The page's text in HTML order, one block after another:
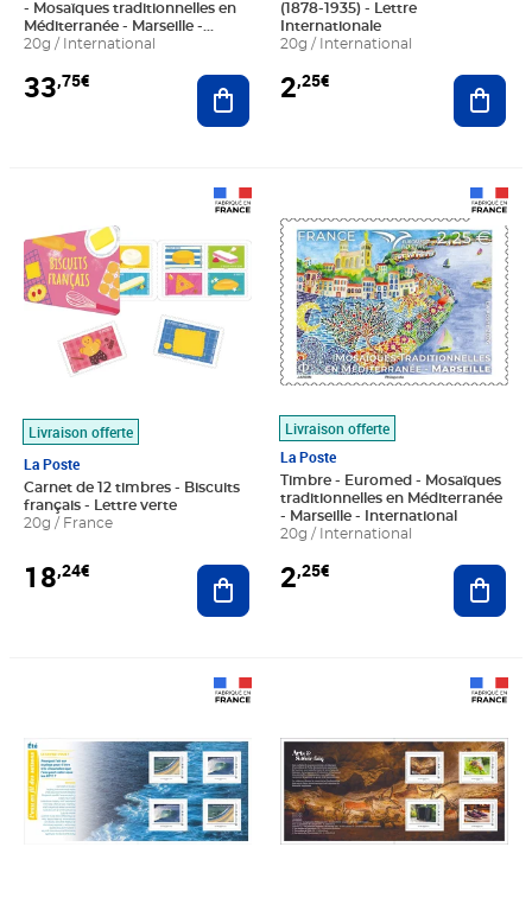
- Mosaïques traditionnelles en
Méditerranée - Marseille -
International
20g / International
33,75€ Ajouter au panier
(1878-1935) - Lettre
Internationale
20g / International
2,25€
Livraison offerte
La Poste
Carnet de 12 timbres - Biscuits
français - Lettre verte
20g / France
18,24€ Ajouter au panier
Livraison offerte
La Poste
Timbre - Euromed - Mosaïques
traditionnelles en Méditerranée
- Marseille - International
20g / International
2,25€